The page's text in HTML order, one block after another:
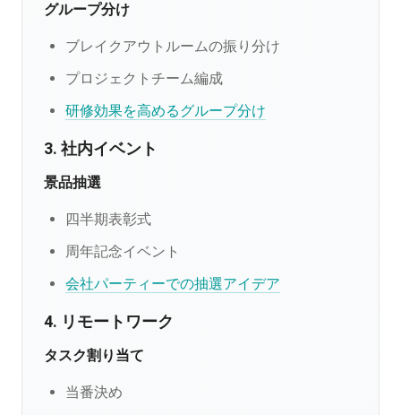
グループ分け
ブレイクアウトルームの振り分け
プロジェクトチーム編成
研修効果を高めるグループ分け
3. 社内イベント
景品抽選
四半期表彰式
周年記念イベント
会社パーティーでの抽選アイデア
4. リモートワーク
タスク割り当て
当番決め